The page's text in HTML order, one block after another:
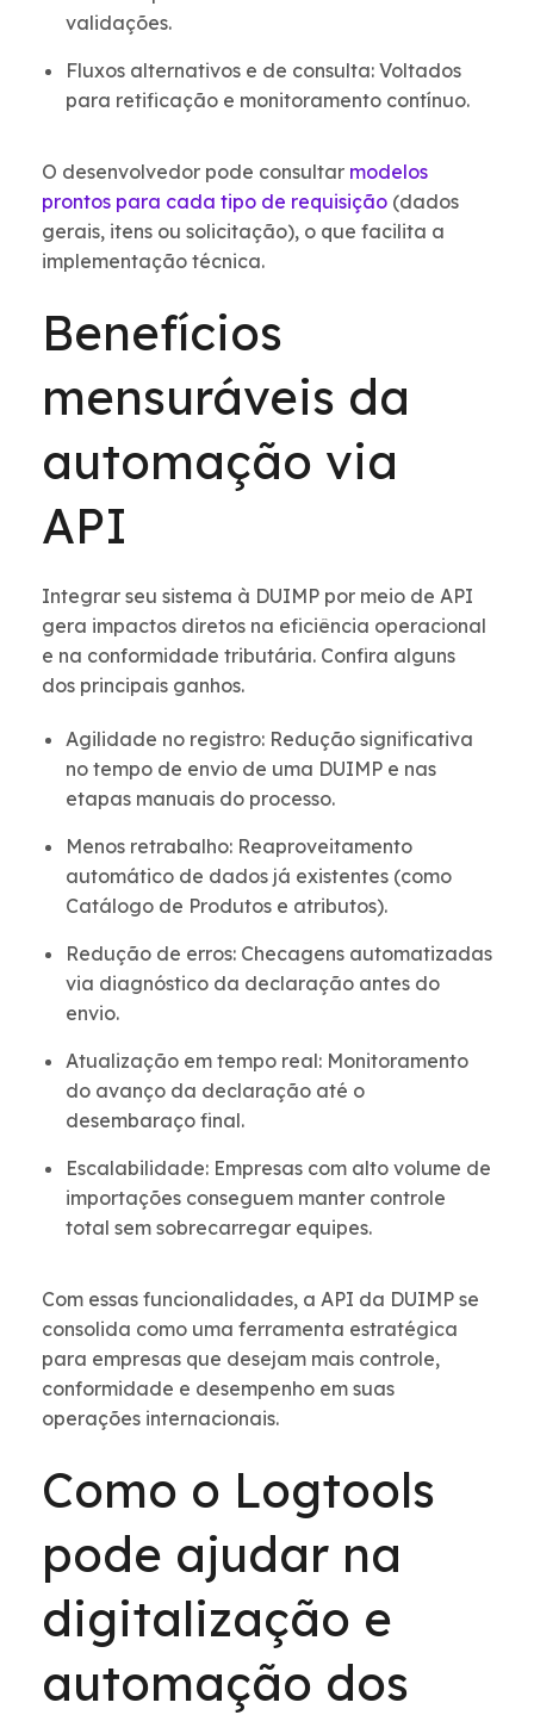
validações.
Fluxos alternativos e de consulta: Voltados
para retificação e monitoramento contínuo.
O desenvolvedor pode consultar modelos
prontos para cada tipo de requisição (dados
gerais, itens ou solicitação), o que facilita a
implementação técnica.
Benefícios
mensuráveis da
automação via
API
Integrar seu sistema à DUIMP por meio de API
gera impactos diretos na eficiência operacional
e na conformidade tributária. Confira alguns
dos principais ganhos.
Agilidade no registro: Redução significativa
no tempo de envio de uma DUIMP e nas
etapas manuais do processo.
Menos retrabalho: Reaproveitamento
automático de dados já existentes (como
Catálogo de Produtos e atributos).
Redução de erros: Checagens automatizadas
via diagnóstico da declaração antes do
envio.
Atualização em tempo real: Monitoramento
do avanço da declaração até o
desembaraço final.
Escalabilidade: Empresas com alto volume de
importações conseguem manter controle
total sem sobrecarregar equipes.
Com essas funcionalidades, a API da DUIMP se
consolida como uma ferramenta estratégica
para empresas que desejam mais controle,
conformidade e desempenho em suas
operações internacionais.
Como o Logtools
pode ajudar na
digitalização e
automação dos